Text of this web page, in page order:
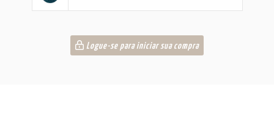
Logue-se para iniciar sua compra